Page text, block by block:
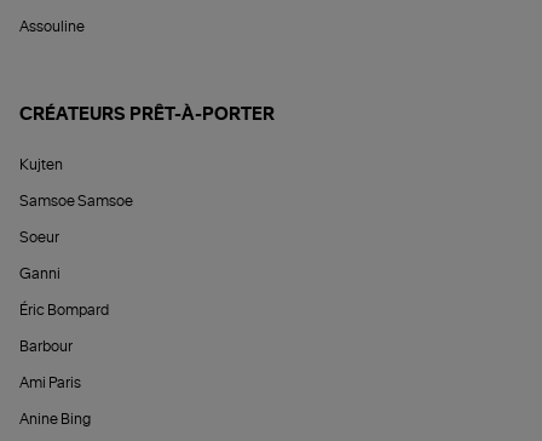
Assouline
CRÉATEURS PRÊT-À-PORTER
Kujten
Samsoe Samsoe
Soeur
Ganni
Éric Bompard
Barbour
Ami Paris
Anine Bing